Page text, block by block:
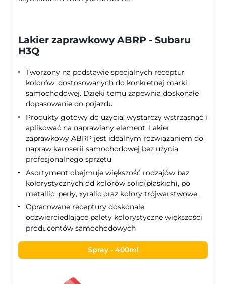
Lakier zaprawkowy ABRP - Subaru
H3Q
Tworzony na podstawie specjalnych receptur
kolorów, dostosowanych do konkretnej marki
samochodowej. Dzięki temu zapewnia doskonałe
dopasowanie do pojazdu
Produkty gotowy do użycia, wystarczy wstrząsnąć i
aplikować na naprawiany element. Lakier
zaprawkowy ABRP jest idealnym rozwiązaniem do
napraw karoserii samochodowej bez użycia
profesjonalnego sprzętu
Asortyment obejmuje większość rodzajów baz
kolorystycznych od kolorów solid(płaskich), po
metallic, perły, xyralic oraz kolory trójwarstwowe.
Opracowane receptury doskonale
odzwierciedlające palety kolorystyczne większości
producentów samochodowych
Spray - 400ml